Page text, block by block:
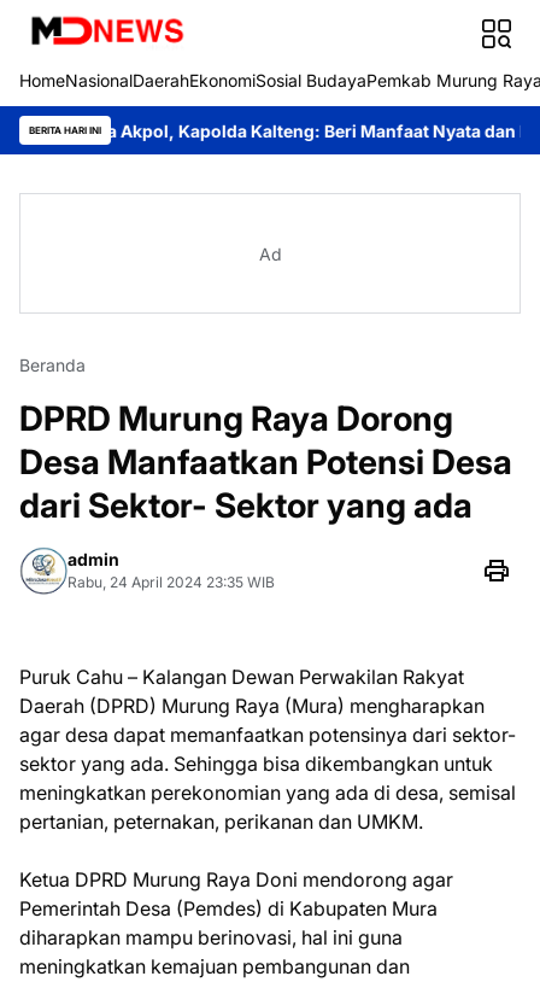
HomeNasionalDaerahEkonomiSosial BudayaPemkab Murung
BERITA HARI INI
Akpol, Kapolda Kalteng: Beri Manfaat Nyata dan Inspiratif
Ad
Beranda
DPRD Murung Raya Dorong
Desa Manfaatkan Potensi Desa
dari Sektor- Sektor yang ada
admin
Rabu, 24 April 2024 23:35 WIB
Puruk Cahu – Kalangan Dewan Perwakilan Rakyat
Daerah (DPRD) Murung Raya (Mura) mengharapkan
agar desa dapat memanfaatkan potensinya dari sektor-
sektor yang ada. Sehingga bisa dikembangkan untuk
meningkatkan perekonomian yang ada di desa, semisal
pertanian, peternakan, perikanan dan UMKM.
Ketua DPRD Murung Raya Doni mendorong agar
Pemerintah Desa (Pemdes) di Kabupaten Mura
diharapkan mampu berinovasi, hal ini guna
meningkatkan kemajuan pembangunan dan